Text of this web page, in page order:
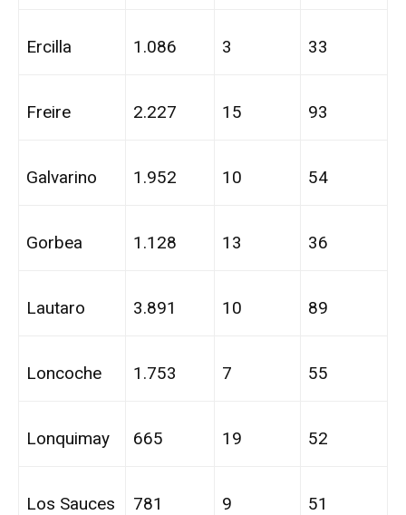
Ercilla 1.086 3 33
Freire 2.227 15 93
Galvarino 1.952 10 54
Gorbea 1.128 13 36
Lautaro 3.891 10 89
Loncoche 1.753 7 55
Lonquimay 665 19 52
Los Sauces 781 9 51